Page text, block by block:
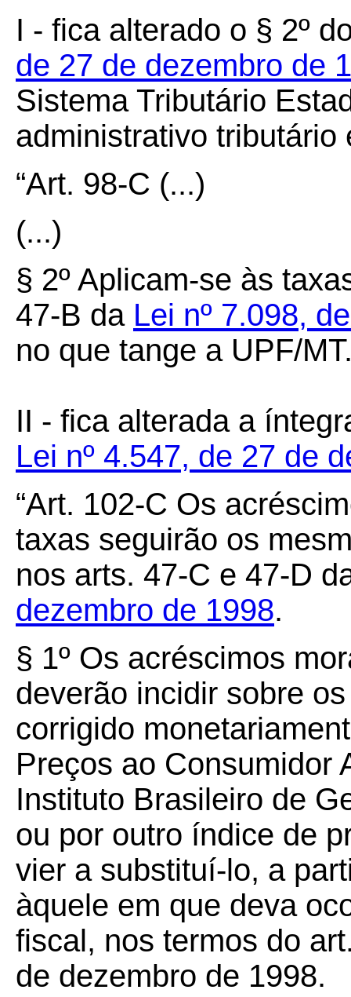
I - fica alterado o § 2º
de 27 de dezembro de
Sistema Tributário
administrativo
“Art. 98-C (...)
(...)
§ 2º Aplicam-se às
47-B da Lei nº 7.098,
no que tange a UPF/
II - fica alterada a
Lei nº 4.547, de 27 de
“Art. 102-C Os
taxas seguirão os
nos arts. 47-C e 47-D
dezembro de 1998.
§ 1º Os acréscimos
deverão incidir sobre
corrigido
Preços ao Consumidor
Instituto Brasileiro de
ou por outro índice de
vier a substituí-lo, a
àquele em que deva
fiscal, nos termos do
de dezembro de 1998.